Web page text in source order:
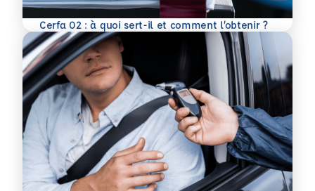
Cerfa 02 : à quoi sert-il et comment l’obtenir ?
En savoir plus